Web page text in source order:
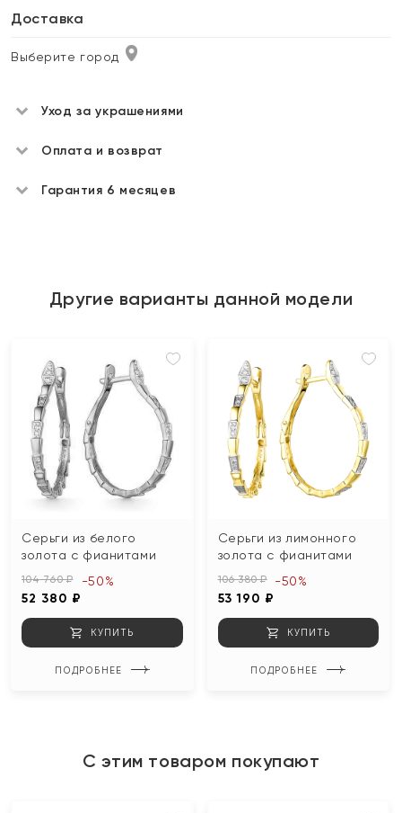
Доставка
Выберите город
Уход за украшениями
Оплата и возврат
Гарантия 6 месяцев
Другие варианты данной модели
Серьги из белого
золота с фианитами
104 760 ₽
52 380 ₽
-50%
КУПИТЬ
ПОДРОБНЕЕ
Серьги из лимонного
золота с фианитами
106 380 ₽
53 190 ₽
-50%
КУПИТЬ
ПОДРОБНЕЕ
С этим товаром покупают